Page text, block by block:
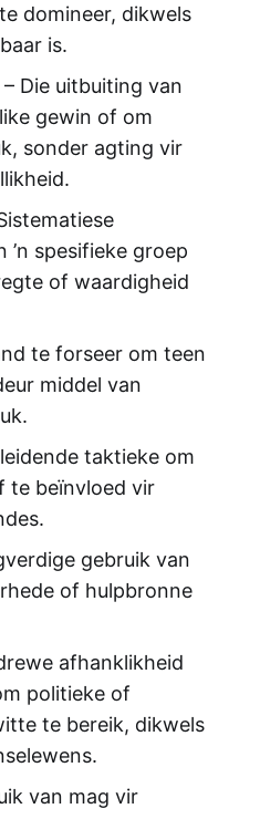
domineer, dikwels
is.
Die uitbuiting van
gewin of om
sonder agting vir
spesifieke groep
of waardigheid
te forseer om teen
middel van
taktieke om
te beïnvloed vir
gebruik van
of hulpbronne
afhanklikheid
politieke of
te bereik, dikwels
van mag vir